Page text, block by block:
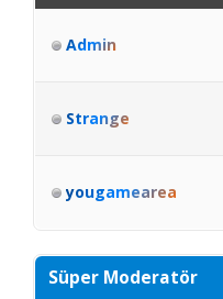
Admin
Strange
yougamearea
Süper Moderatör